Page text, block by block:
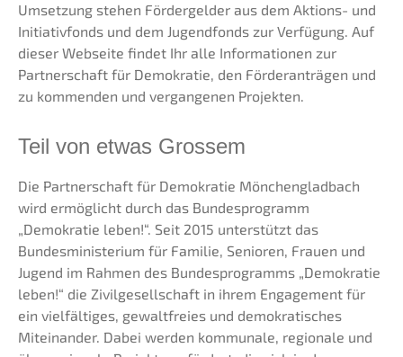
Umsetzung stehen Fördergelder aus dem Aktions- und
Initiativfonds und dem Jugendfonds zur Verfügung. Auf
dieser Webseite findet Ihr alle Informationen zur
Partnerschaft für Demokratie, den Förderanträgen und
zu kommenden und vergangenen Projekten.
Teil von etwas Grossem
Die Partnerschaft für Demokratie Mönchengladbach
wird ermöglicht durch das Bundesprogramm
„Demokratie leben!“. Seit 2015 unterstützt das
Bundesministerium für Familie, Senioren, Frauen und
Jugend im Rahmen des Bundesprogramms „Demokratie
leben!“ die Zivilgesellschaft in ihrem Engagement für
ein vielfältiges, gewaltfreies und demokratisches
Miteinander. Dabei werden kommunale, regionale und